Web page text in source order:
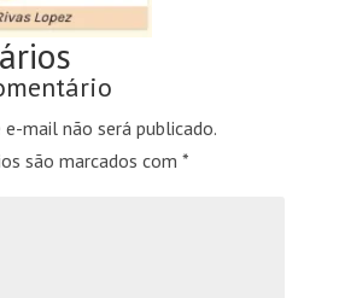
e-mail não será publicado.
são marcados com *